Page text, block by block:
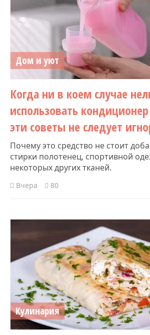
Дом и уют
Когда ни в коем случае
использовать
эти советы не следует
Почему это средство не стоит
стирки полотенец, спортивной
некоторых других тканей.
Вчера 80
Кулинария